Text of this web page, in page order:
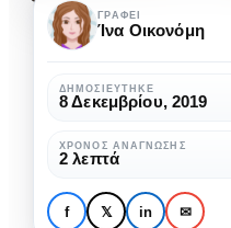
ΑΨΥΧΟΛΌΓΗΤΑ
ομορφιά
του
χειμώνα
ΓΡΆΦΕΙ
Ίνα Οικονόμη
ΔΗΜΟΣΙΕΎΤΗΚΕ
8 Δεκεμβρίου, 2019
ΧΡΌΝΟΣ ΑΝΆΓΝΩΣΗΣ
2 λεπτά
f 𝕏 in ✉